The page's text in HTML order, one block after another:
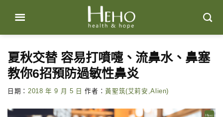
content
夏秋交替 容易打噴嚏、流鼻水、鼻塞
教你6招預防過敏性鼻炎
日期： 2018 年 9 月 5 日 作者：黃聖筑(艾莉安,Alien)